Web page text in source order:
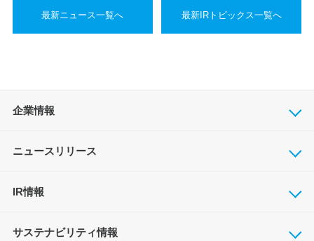
最新ニュース一覧へ 最新IRトピックス一覧へ
企業情報
ニュースリリース
IR情報
サステナビリティ情報